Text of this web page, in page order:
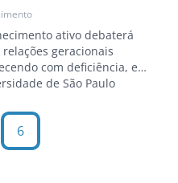
ativo debaterá
geracionais
com deficiência, e
de São Paulo
Rumo ao Envelhecimento
USP 60+ tem o objetivo
6